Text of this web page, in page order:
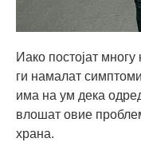
Иако постојат
ги намалат
има на ум дека
влошат овие
храна.